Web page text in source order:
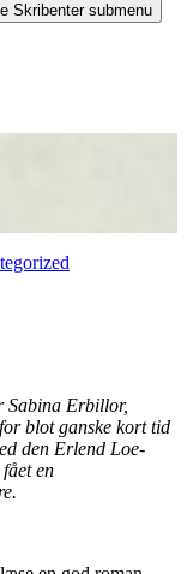
Skribenter submenu
Sabina Erbillor,
blot ganske kort tid
den Erlend Loe-
en